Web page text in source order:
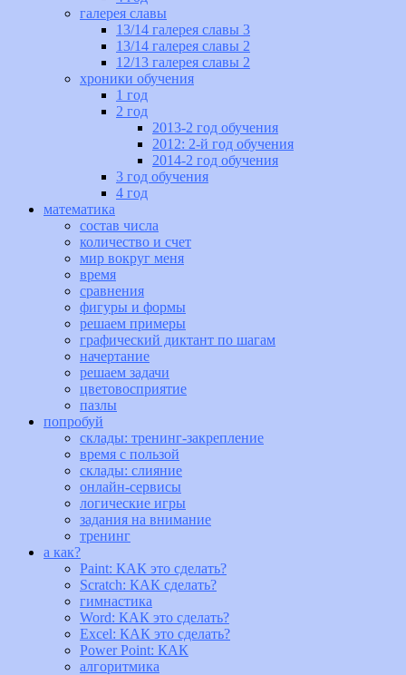
галерея славы
13/14 галерея славы 3
13/14 галерея славы 2
12/13 галерея славы 2
хроники обучения
1 год
2 год
2013-2 год обучения
2012: 2-й год обучения
2014-2 год обучения
3 год обучения
4 год
математика
состав числа
количество и счет
мир вокруг меня
время
сравнения
фигуры и формы
решаем примеры
графический диктант по шагам
начертание
решаем задачи
цветовосприятие
пазлы
попробуй
склады: тренинг-закрепление
время с пользой
склады: слияние
онлайн-сервисы
логические игры
задания на внимание
тренинг
а как?
Paint: КАК это сделать?
Scratch: КАК сделать?
гимнастика
Word: КАК это сделать?
Excel: КАК это сделать?
Power Point: КАК
алгоритмика